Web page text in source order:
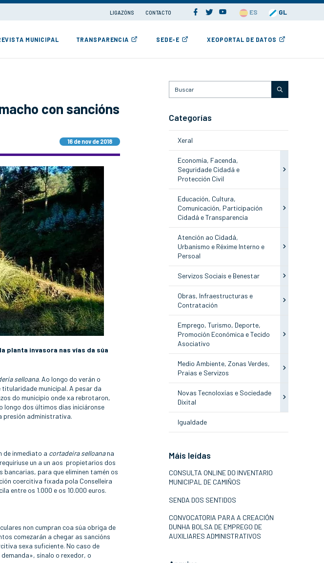
LIGAZÓNS CONTACTO ES GL
MUNICIPAL TRANSPARENCIA SEDE-E XEOPORTAL DE DATOS
con sancións
16 de nov de 2018
planta invasora nas vías da súa
selloana. Ao longo do verán o
municipal. A pesar da
do municipio onde xa rebrotaron,
longo dos últimos días iniciáronse
presión administrativa.
de inmediato a cortadeira selloanana
un a un aos propietarios dos
bancarias, para que eliminen tamén os
coercitiva fixada pola Conselleira
entre os 1.000 e os 10.000 euros.
non cumpran coa súa obriga de
comezarán a chegar as sancións
sexa suficiente. No caso de
sinalo o rexedor, o
Categorías
Xeral
Economía, Facenda,
Seguridade Cidadá e
Protección Civil
Educación, Cultura,
Comunicación, Participación
Cidadá e Transparencia
Atención ao Cidadá,
Urbanismo e Réxime Interno e
Persoal
Servizos Sociais e Benestar
Obras, Infraestructuras e
Contratación
Emprego, Turismo, Deporte,
Promoción Económica e Tecido
Asociativo
Medio Ambiente, Zonas Verdes,
Praias e Servizos
Novas Tecnoloxías e Sociedade
Dixital
Igualdade
Máis leídas
CONSULTA ONLINE DO INVENTARIO
MUNICIPAL DE CAMIÑOS
SENDA DOS SENTIDOS
CONVOCATORIA PARA A CREACIÓN
DUNHA BOLSA DE EMPREGO DE
AUXILIARES ADMINISTRATIVOS